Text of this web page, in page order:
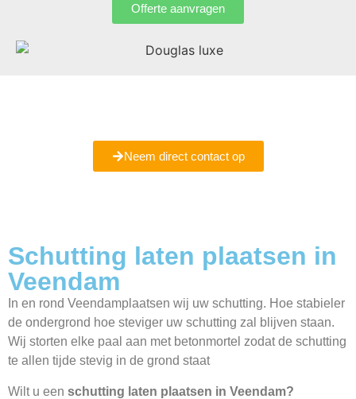
Offerte aanvragen
Neem direct contact op
Schutting laten plaatsen in
Veendam
In en rond Veendamplaatsen wij uw schutting. Hoe stabieler
de ondergrond hoe steviger uw schutting zal blijven staan.
Wij storten elke paal aan met betonmortel zodat de schutting
te allen tijde stevig in de grond staat
Wilt u een schutting laten plaatsen in Veendam?